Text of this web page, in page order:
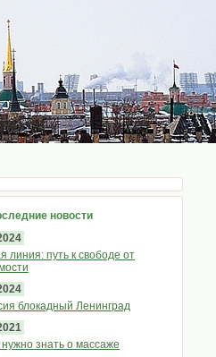
новости
линия: путь к свободе от
блокадный Ленинград
нужно знать о массаже